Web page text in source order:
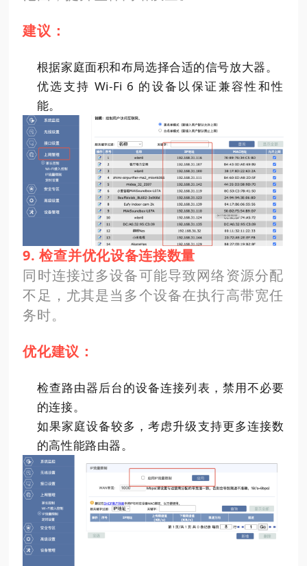
建议：
根据家庭面积和布局选择合适的信号放大器。
优选支持 Wi-Fi 6 的设备以保证兼容性和性
能。
9. 检查并优化设备连接数量
同时连接过多设备可能导致网络资源分配
不足，尤其是当多个设备在执行高带宽任
务时。
优化建议：
检查路由器后台的设备连接列表，禁用不必要
的连接。
如果家庭设备较多，考虑升级支持更多连接数
的高性能路由器。